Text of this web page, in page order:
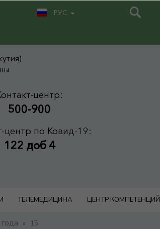
РУС
центр:
500-900
центр по Ковид-19:
122 доб 4
ТЕЛЕМЕДИЦИНА ЦЕНТР КОМПЕТЕНЦИЙ
» 15